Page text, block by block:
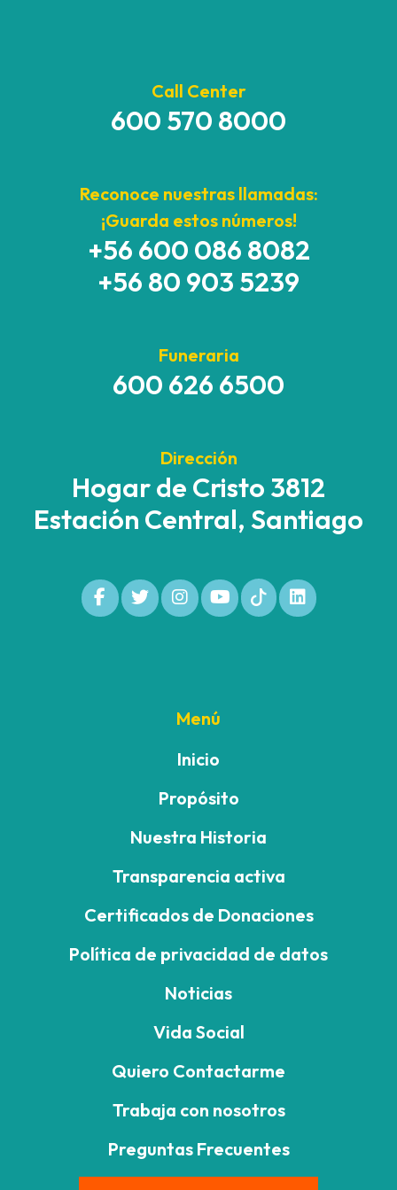
Call Center
600 570 8000
Reconoce nuestras llamadas:
¡Guarda estos números!
+56 600 086 8082
+56 80 903 5239
Funeraria
600 626 6500
Dirección
Hogar de Cristo 3812
Estación Central, Santiago
Menú
Inicio
Propósito
Nuestra Historia
Transparencia activa
Certificados de Donaciones
Política de privacidad de datos
Noticias
Vida Social
Quiero Contactarme
Trabaja con nosotros
Preguntas Frecuentes